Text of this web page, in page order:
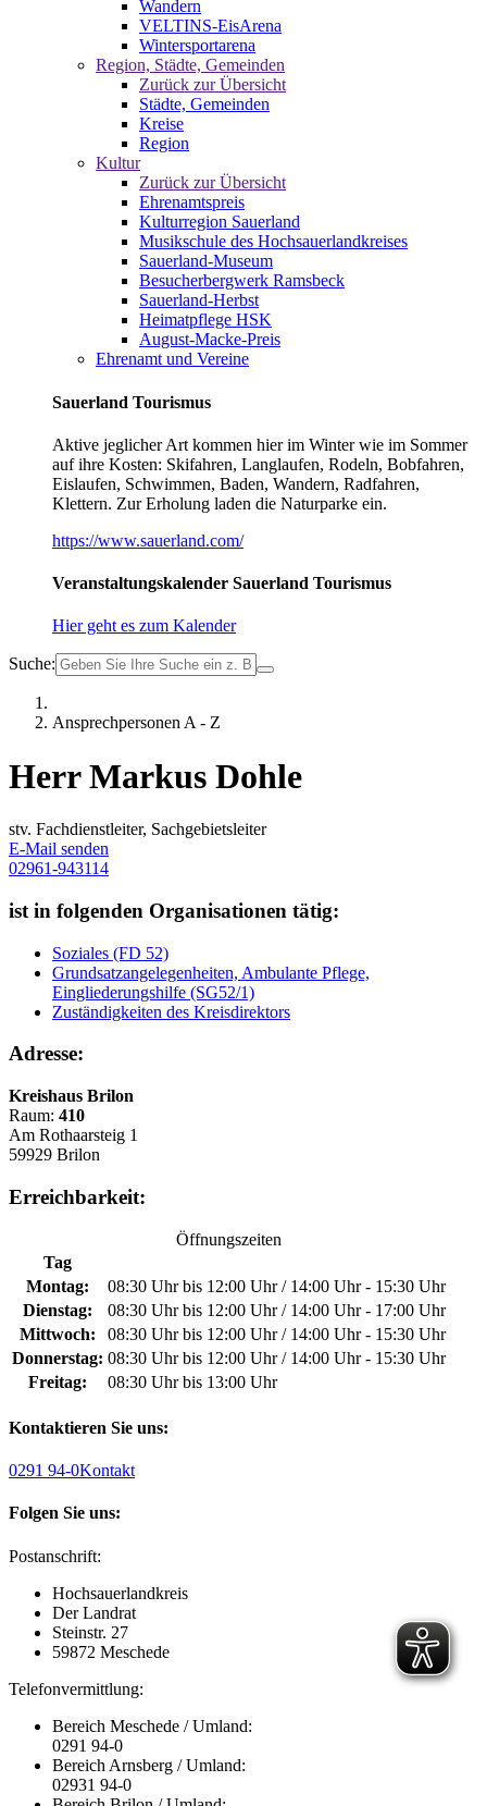
Wandern
VELTINS-EisArena
Wintersportarena
Region, Städte, Gemeinden
Zurück zur Übersicht
Städte, Gemeinden
Kreise
Region
Kultur
Zurück zur Übersicht
Ehrenamtspreis
Kulturregion Sauerland
Musikschule des Hochsauerlandkreises
Sauerland-Museum
Besucherbergwerk Ramsbeck
Sauerland-Herbst
Heimatpflege HSK
August-Macke-Preis
Ehrenamt und Vereine
Sauerland Tourismus
Aktive jeglicher Art kommen hier im Winter wie im Sommer
auf ihre Kosten: Skifahren, Langlaufen, Rodeln, Bobfahren,
Eislaufen, Schwimmen, Baden, Wandern, Radfahren,
Klettern. Zur Erholung laden die Naturparke ein.
https://www.sauerland.com/
Veranstaltungskalender Sauerland Tourismus
Hier geht es zum Kalender
Suche:
Ansprechpersonen A - Z
Herr Markus Dohle
stv. Fachdienstleiter, Sachgebietsleiter
E-Mail senden
02961-943114
ist in folgenden Organisationen tätig:
Soziales (FD 52)
Grundsatzangelegenheiten, Ambulante Pflege,
Eingliederungshilfe (SG52/1)
Zuständigkeiten des Kreisdirektors
Adresse:
Kreishaus Brilon
Raum: 410
Am Rothaarsteig 1
59929 Brilon
Erreichbarkeit:
Öffnungszeiten
Tag
Montag:
08:30 Uhr bis 12:00 Uhr / 14:00 Uhr - 15:30 Uhr
Dienstag:
08:30 Uhr bis 12:00 Uhr / 14:00 Uhr - 17:00 Uhr
Mittwoch:
08:30 Uhr bis 12:00 Uhr / 14:00 Uhr - 15:30 Uhr
Donnerstag: 08:30 Uhr bis 12:00 Uhr / 14:00 Uhr - 15:30 Uhr
Freitag:
08:30 Uhr bis 13:00 Uhr
Kontaktieren Sie uns:
0291 94-0Kontakt
Folgen Sie uns:
Postanschrift:
Hochsauerlandkreis
Der Landrat
Steinstr. 27
59872 Meschede
Telefonvermittlung:
Bereich Meschede / Umland:
0291 94-0
Bereich Arnsberg / Umland:
02931 94-0